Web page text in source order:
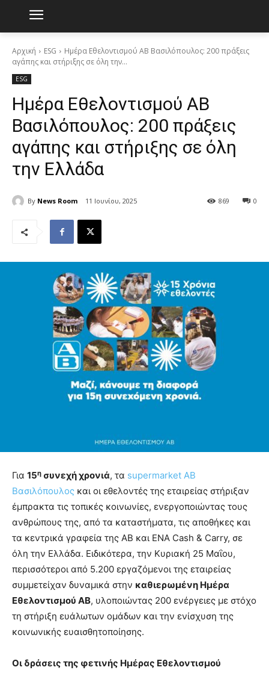
Αρχική ESG
Ημέρα Εθελοντισμού ΑΒ Βασιλόπουλος: 200 πράξεις
αγάπης και στήριξης σε όλη την...
ESG
Ημέρα Εθελοντισμού ΑΒ
Βασιλόπουλος: 200 πράξεις
αγάπης και στήριξης σε όλη
την Ελλάδα
By News Room 11 Ιουνίου, 2025 0
869
Για 15η συνεχή χρονιά, τα supermarket ΑΒ
Βασιλόπουλος και οι εθελοντές της εταιρείας στήριξαν
έμπρακτα τις τοπικές κοινωνίες, ενεργοποιώντας τους
ανθρώπους της, από τα καταστήματα, τις αποθήκες και
τα κεντρικά γραφεία της ΑΒ και ΕΝΑ Cash & Carry, σε
όλη την Ελλάδα. Ειδικότερα, την Κυριακή 25 Μαΐου,
περισσότεροι από 5.200 εργαζόμενοι της εταιρείας
συμμετείχαν δυναμικά στην καθιερωμένη Ημέρα
Εθελοντισμού ΑΒ, υλοποιώντας 200 ενέργειες με στόχο
τη στήριξη ευάλωτων ομάδων και την ενίσχυση της
κοινωνικής ευαισθητοποίησης.
Οι δράσεις της φετινής Ημέρας Εθελοντισμού